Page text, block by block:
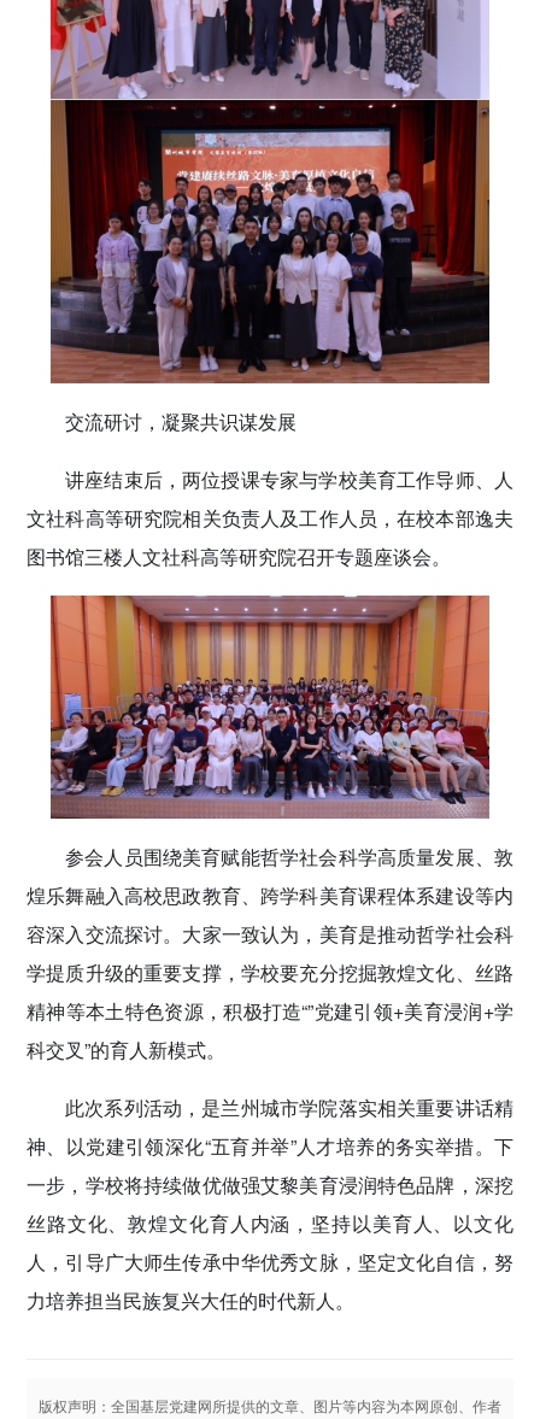
交流研讨，凝聚共识谋发展
讲座结束后，两位授课专家与学校美育工作导师、人
文社科高等研究院相关负责人及工作人员，在校本部逸夫
图书馆三楼人文社科高等研究院召开专题座谈会。
参会人员围绕美育赋能哲学社会科学高质量发展、敦
煌乐舞融入高校思政教育、跨学科美育课程体系建设等内
容深入交流探讨。大家一致认为，美育是推动哲学社会科
学提质升级的重要支撑，学校要充分挖掘敦煌文化、丝路
精神等本土特色资源，积极打造“”党建引领+美育浸润+学
科交叉”的育人新模式。
此次系列活动，是兰州城市学院落实相关重要讲话精
神、以党建引领深化“五育并举”人才培养的务实举措。下
一步，学校将持续做优做强艾黎美育浸润特色品牌，深挖
丝路文化、敦煌文化育人内涵，坚持以美育人、以文化
人，引导广大师生传承中华优秀文脉，坚定文化自信，努
力培养担当民族复兴大任的时代新人。
版权声明：全国基层党建网所提供的文章、图片等内容为本网原创、作者